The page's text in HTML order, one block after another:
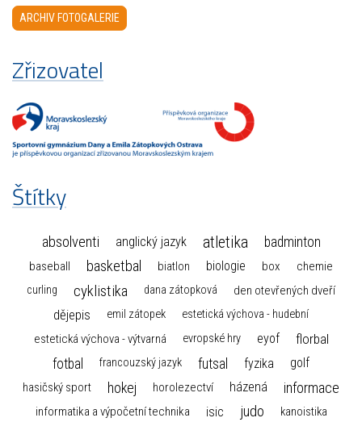
ARCHIV FOTOGALERIE
Zřizovatel
Štítky
absolventi anglický jazyk atletika badminton
baseball basketbal biatlon biologie box chemie
curling cyklistika dana zátopková den otevřených dveří
dějepis emil zátopek estetická výchova - hudební
estetická výchova - výtvarná evropské hry eyof florbal
fotbal francouzský jazyk futsal fyzika golf
hasičský sport hokej horolezectví házená informace
informatika a výpočetní technika isic judo
kanoistika